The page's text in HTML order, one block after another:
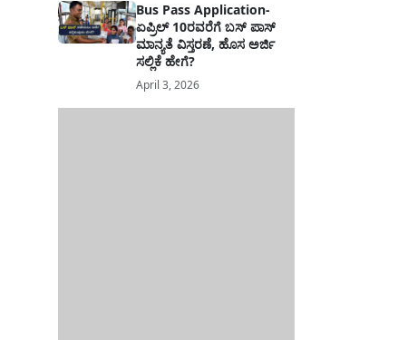
Bus Pass Application-
ಏಪ್ರಿಲ್ 10ರವರೆಗೆ ಬಸ್ ಪಾಸ್
ಮಾನ್ಯತೆ ವಿಸ್ತರಣೆ, ಹೊಸ ಅರ್ಜಿ
ಸಲ್ಲಿಕೆ ಹೇಗೆ?
April 3, 2026